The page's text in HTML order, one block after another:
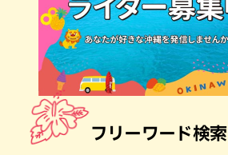
フリーワード検索